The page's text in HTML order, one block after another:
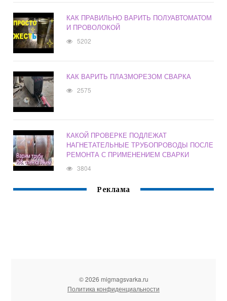
КАК ПРАВИЛЬНО ВАРИТЬ ПОЛУАВТОМАТОМ
И ПРОВОЛОКОЙ
5202
КАК ВАРИТЬ ПЛАЗМОРЕЗОМ СВАРКА
2575
КАКОЙ ПРОВЕРКЕ ПОДЛЕЖАТ
НАГНЕТАТЕЛЬНЫЕ ТРУБОПРОВОДЫ ПОСЛЕ
РЕМОНТА С ПРИМЕНЕНИЕМ СВАРКИ
3804
Реклама
© 2026 migmagsvarka.ru
Политика конфиденциальности